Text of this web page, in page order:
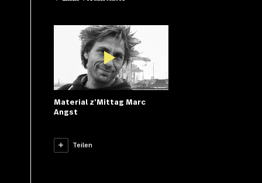
Material z’Mittag Marc
Angst
Teilen